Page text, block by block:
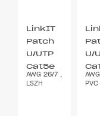
LinkIT
Patch
U/UTP
Cat5e
grå 2m
AWG 26/7 ,
LSZH
U/
PVC